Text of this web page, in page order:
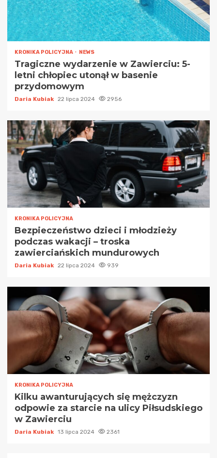
KRONIKA POLICYJNA NEWS
Tragiczne wydarzenie w Zawierciu: 5-
letni chłopiec utonął w basenie
przydomowym
Daria Kubiak 22 lipca 2024 2956
KRONIKA POLICYJNA
Bezpieczeństwo dzieci i młodzieży
podczas wakacji – troska
zawierciańskich mundurowych
Daria Kubiak 22 lipca 2024 939
KRONIKA POLICYJNA
Kilku awanturujących się mężczyzn
odpowie za starcie na ulicy Piłsudskiego
w Zawierciu
Daria Kubiak 13 lipca 2024 2361